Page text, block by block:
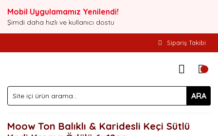
Mobil Uygulamamız Yenilendi!
Şimdi daha hızlı ve kullanıcı dostu
Sipariş Takibi
ARA
Moow Ton Balıklı & Karidesli Keçi Sütlü